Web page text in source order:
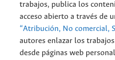
trabajos, publica los
acceso abierto a través de
“Atribución, No comercial,
autores enlazar los
desde páginas web